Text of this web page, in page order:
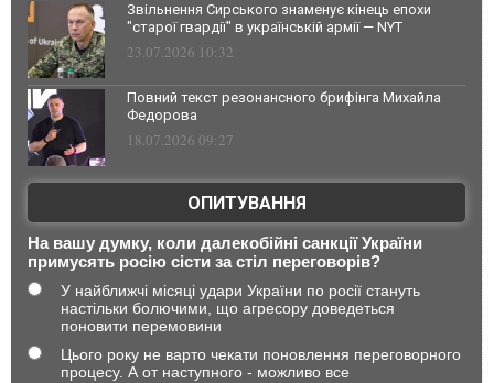
Звільнення Сирського знаменує кінець епохи
"старої гвардії" в українській армії — NYT
23.07.2026 10:32
Повний текст резонансного брифінга Михайла
Федорова
18.07.2026 09:27
ОПИТУВАННЯ
На вашу думку, коли далекобійні санкції України
примусять росію сісти за стіл переговорів?
У найближчі місяці удари України по росії стануть
настільки болючими, що агресору доведеться
поновити перемовини
Цього року не варто чекати поновлення переговорного
процесу. А от наступного - можливо все